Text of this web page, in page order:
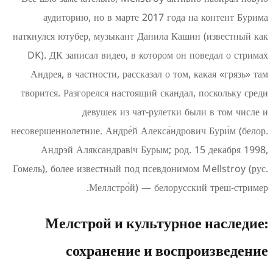
аудиторию, но в марте 2017 года на
наткнулся ютубер, музыкант Данила Кашин
DK). ДК записал видео, в котором он
Андрея, в частности, рассказал о том,
творится. Разгорелся настоящий скандал,
девушек из чат-рулетки
несовершеннолетние. Андре́й
Андрэй Аляксандравіч Бурым; род.
Гомель), более известный под
Меллстро́й) —
Мелстрой и
сохранение и